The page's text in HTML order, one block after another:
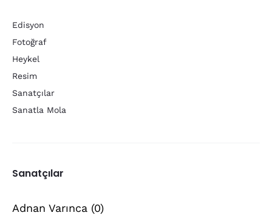
Edisyon
Fotoğraf
Heykel
Resim
Sanatçılar
Sanatla Mola
Sanatçılar
Adnan Varınca (0)